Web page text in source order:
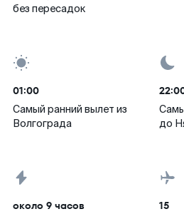
без пересадок
01:00
Самый ранний вылет из
Волгограда
до
около 9 часов 15